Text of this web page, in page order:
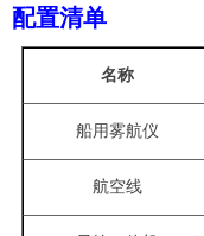
配置清单
名称
船用雾航仪
航空线